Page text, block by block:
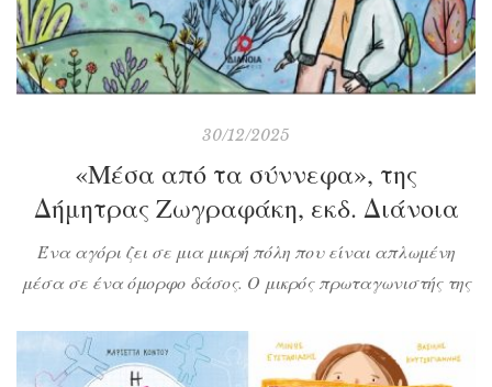
30/12/2025
«Μέσα από τα σύννεφα», της
Δήμητρας Ζωγραφάκη, εκδ. Διάνοια
Ένα αγόρι ζει σε μια μικρή πόλη που είναι απλωμένη
μέσα σε ένα όμορφο δάσος. Ο μικρός πρωταγωνιστής της
ονειροπολεί. Τα σύννεφα αποτελούν το καλύτερο μέσο
άσκησης της φαντασίας του κι έτσι συμμετέχει σε μάχες